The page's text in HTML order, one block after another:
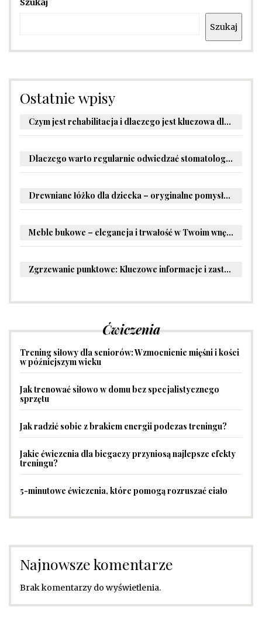
Szukaj
Szukaj
Ostatnie wpisy
Czym jest rehabilitacja i dlaczego jest kluczowa dla powrotu do zdrowia?
Dlaczego warto regularnie odwiedzać stomatologa?
Drewniane łóżko dla dziecka – oryginalne pomysły na aranżację pokoju malucha
Meble bukowe – elegancja i trwałość w Twoim wnętrzu
Zgrzewanie punktowe: Kluczowe informacje i zastosowania w przemyśle
Ćwiczenia
Trening siłowy dla seniorów: Wzmocnienie mięśni i kości
w późniejszym wieku
Jak trenować siłowo w domu bez specjalistycznego
sprzętu
Jak radzić sobie z brakiem energii podczas treningu?
Jakie ćwiczenia dla biegaczy przyniosą najlepsze efekty
treningu?
5-minutowe ćwiczenia, które pomogą rozruszać ciało
Najnowsze komentarze
Brak komentarzy do wyświetlenia.